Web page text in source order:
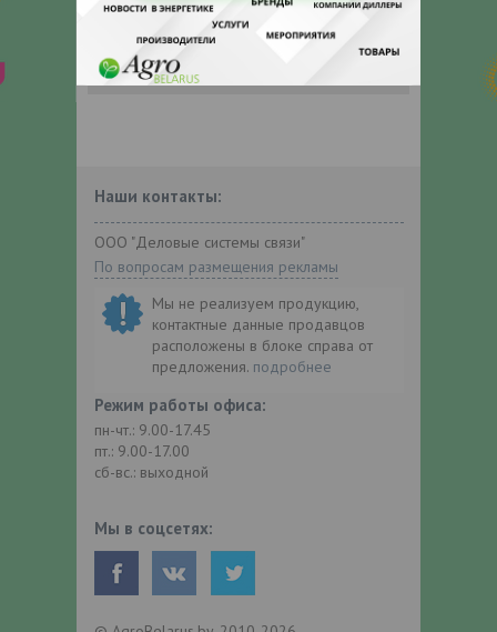
Чтобы оставить комментарий или
выставить рейтинг, нужноВойти
Зарегистрироваться
Наши контакты:
ООО "Деловые системы связи"
По вопросам размещения рекламы
Мы не реализуем продукцию,
контактные данные продавцов
расположены в блоке справа от
предложения. подробнее
Режим работы офиса:
пн-чт.: 9.00-17.45
пт.: 9.00-17.00
сб-вс.: выходной
Мы в соцсетях: